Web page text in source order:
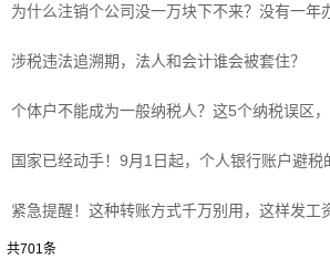
涉税违法追溯期，法人和会计谁会被套住？
国家已经动手！9月1日起，个人银行账户避税
共701条